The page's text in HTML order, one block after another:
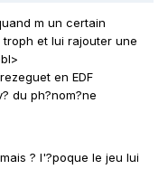
m un certain
et lui rajouter une
en EDF
du ph?nom?ne
? l'?poque le jeu lui